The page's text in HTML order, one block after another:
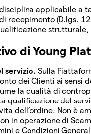
applicabile a
recepimento (D.lgs.
strutturale,
di Young
servizio. Sulla
dei Clienti ai sensi
la qualità di
qualificazione del
dell’ordine. Non è
in operazione di
e Condizioni